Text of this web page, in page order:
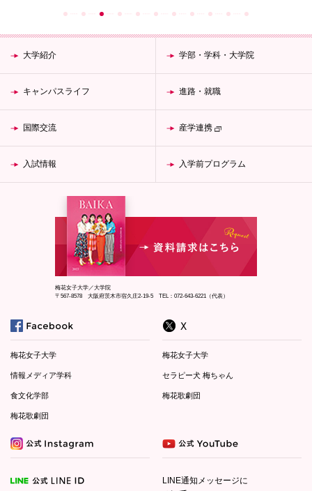
大学紹介 学部・学科・大学院
キャンパスライフ 進路・就職
国際交流 産学連携
入試情報 入学前プログラム
梅花女子大学／大学院
〒567-8578 大阪府茨木市宿久庄2-19-5 TEL：072-643-6221（代表）
梅花女子大学
情報メディア学科
食文化学部
梅花歌劇団
梅花女子大学
セラピー犬 梅ちゃん
梅花歌劇団
LINE通知メッセージに